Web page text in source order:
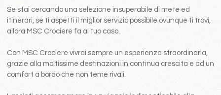
Se stai cercando una selezione insuperabile di mete ed
itinerari, se ti aspetti il miglior servizio possibile ovunque ti trovi,
allora MSC Crociere fa al tuo caso.
Con MSC Crociere vivrai sempre un esperienza straordinaria,
grazie alla moltissime destinazioni in continua crescita e ad un
comfort a bordo che non teme rivali.